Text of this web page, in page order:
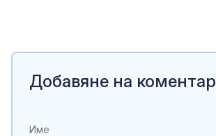
Добавяне на коментар